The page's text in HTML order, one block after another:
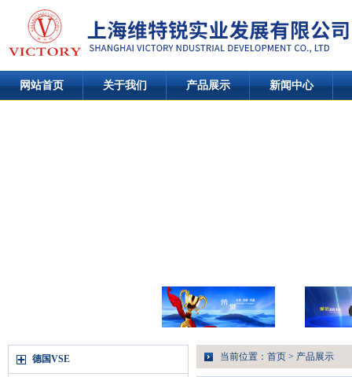
网站首页 关于我们 产品展示 新闻中心
德国VSE 当前位置： 首页 > 产品展示